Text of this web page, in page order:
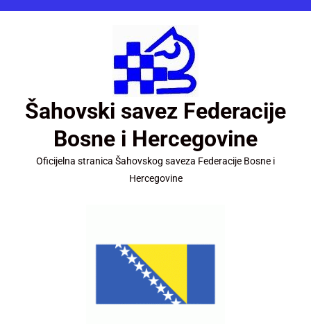
Šahovski savez Federacije
Bosne i Hercegovine
Oficijelna stranica Šahovskog saveza Federacije Bosne i
Hercegovine